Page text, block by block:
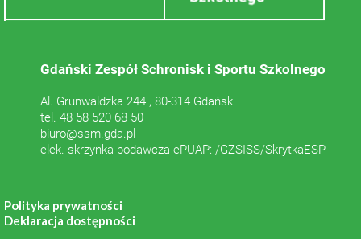
Gdański Zespół Schronisk i Sportu Szkolnego
Al. Grunwaldzka 244 , 80-314 Gdańsk
tel. 48 58 520 68 50
biuro@ssm.gda.pl
elek. skrzynka podawcza ePUAP: /GZSISS/SkrytkaESP
Polityka prywatności
Deklaracja dostępności